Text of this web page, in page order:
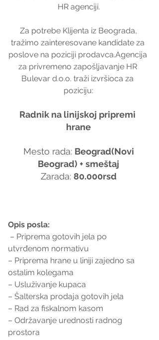
HR agenciji.
tražimo zainteresovane kandidate za
poslove na poziciji prodavca.Agencija
za privremeno zapošljavanje HR
Bulevar d.o.o. traži izvršioca za
poziciju:
Radnik na linijskoj pripremi
hrane
Mesto rada: Beograd(Novi
Beograd) + smeštaj
Zarada: 80.000rsd
Opis posla:
utvrđenom normativu
– Priprema hrane u liniji zajedno sa
ostalim kolegama
– Usluživanje kupaca
– Šalterska prodaja gotovih jela
– Rad za fiskalnom kasom
– Održavanje urednosti radnog
prostora